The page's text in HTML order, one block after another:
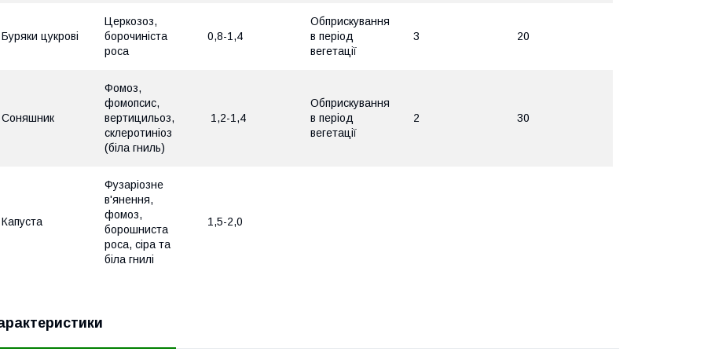
Буряки цукрові
Церкозоз,
борочиніста
роса
0,8-1,4
Обприскування
в період
вегетації
3 20
Соняшник
Фомоз,
фомопсис,
вертицильоз,
склеротиніоз
(біла гниль)
1,2-1,4
Обприскування
в період
вегетації
2 30
Капуста
Фузаріозне
в'янення,
фомоз,
борошниста
роса, сіра та
біла гнилі
1,5-2,0